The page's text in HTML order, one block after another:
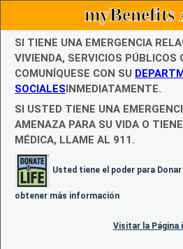
myBenefits
SI TIENE UNA EMERGENCIA
VIVIENDA, SERVICIOS PÚBLICOS
COMUNÍQUESE CON SU
SOCIALESINMEDIATAMENTE.
SI USTED TIENE UNA
AMENAZA PARA SU VIDA O
MÉDICA, LLAME AL 911.
Usted tiene el poder para
obtener más información
Visitar la Página